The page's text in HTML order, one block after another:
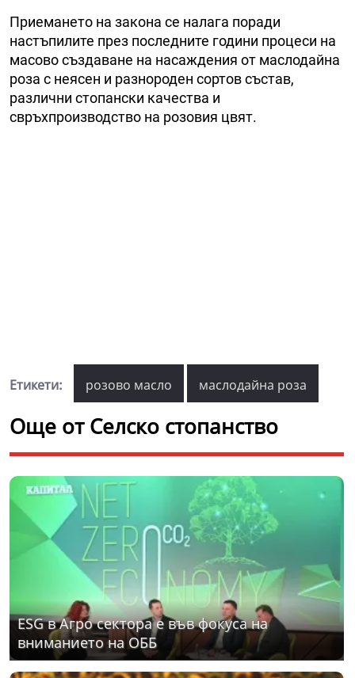
Приемането на закона се налага поради
настъпилите през последните години процеси на
масово създаване на насаждения от маслодайна
роза с неясен и разнороден сортов състав,
различни стопански качества и
свръхпроизводство на розовия цвят.
Етикети: розово масло маслодайна роза
Още от Селско стопанство
ЕSG в Агро сектора е във фокуса на
вниманието на ОББ